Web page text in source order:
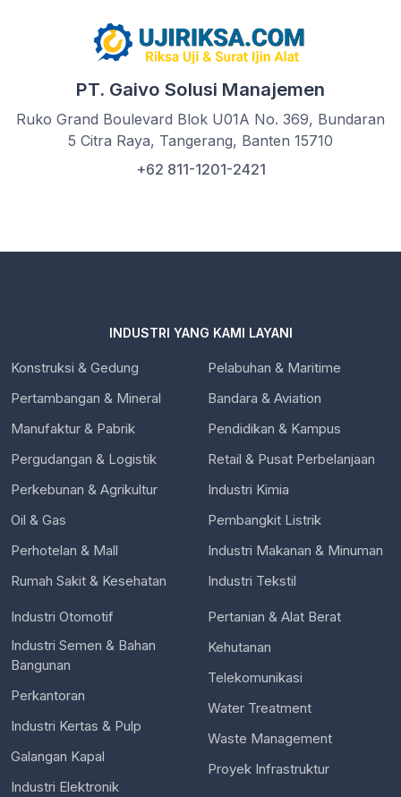
PT. Gaivo Solusi Manajemen
Ruko Grand Boulevard Blok U01A No. 369, Bundaran
5 Citra Raya, Tangerang, Banten 15710
+62 811-1201-2421
INDUSTRI YANG KAMI LAYANI
Konstruksi & Gedung
Pertambangan & Mineral
Manufaktur & Pabrik
Pergudangan & Logistik
Perkebunan & Agrikultur
Oil & Gas
Perhotelan & Mall
Rumah Sakit & Kesehatan
Pelabuhan & Maritime
Bandara & Aviation
Pendidikan & Kampus
Retail & Pusat Perbelanjaan
Industri Kimia
Pembangkit Listrik
Industri Makanan & Minuman
Industri Tekstil
Industri Otomotif
Industri Semen & Bahan
Bangunan
Perkantoran
Industri Kertas & Pulp
Galangan Kapal
Industri Elektronik
Pertanian & Alat Berat
Kehutanan
Telekomunikasi
Water Treatment
Waste Management
Proyek Infrastruktur